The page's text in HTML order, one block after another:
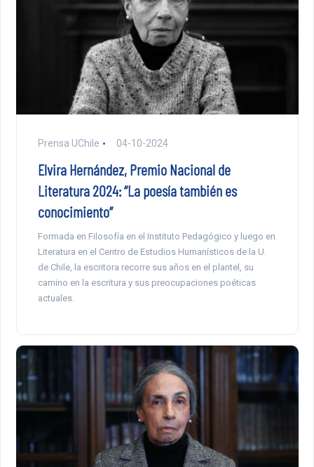
Prensa UChile 04-10-2024
Elvira Hernández, Premio Nacional de
Literatura 2024: “La poesía también es
conocimiento”
Formada en Filosofía en el Instituto Pedagógico y luego en
Literatura en el Centro de Estudios Humanísticos de la U.
de Chile, la escritora recorre sus años en el plantel, su
camino en la escritura y sus preocupaciones poéticas
actuales.